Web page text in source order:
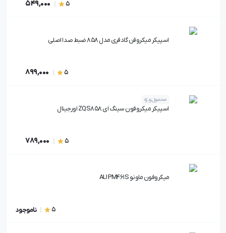
5
549,000
اسپیکر میکروفن گادفری مدل ۸۵۸ ضبط صدا اصلی
5
899,000
محصول ویژه
اسپیکر میکروفون سینگ ای ZQS858 اورجینال
5
789,000
میکروفون ماونو AU PM461S
5 ناموجود